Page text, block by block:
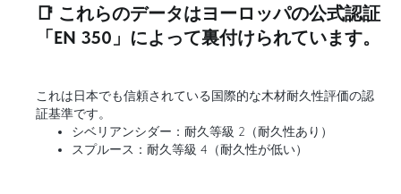
📑 これらのデータはヨーロッパの公式認証
「EN 350」によって裏付けられています。
これは日本でも信頼されている国際的な木材耐久性評価の認
証基準です。
シベリアンシダー：耐久等級 2（耐久性あり）
スプルース：耐久等級 4（耐久性が低い）